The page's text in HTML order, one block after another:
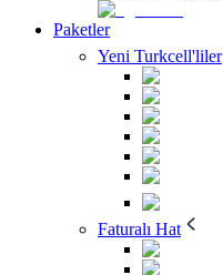
Paketler
Yeni Turkcell'liler
Faturalı Hat